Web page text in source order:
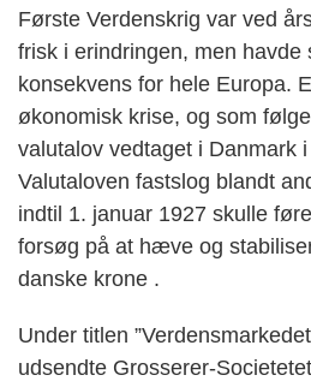
Første Verdenskrig var ved
frisk i erindringen, men havde
konsekvens for hele Europa.
økonomisk krise, og som
valutalov vedtaget i Danmark
Valutaloven fastslog blandt
indtil 1. januar 1927 skulle
forsøg på at hæve og
danske krone .
Under titlen
udsendte Grosserer-